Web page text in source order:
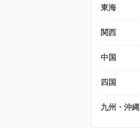
東海
関西
中国
四国
九州・沖縄